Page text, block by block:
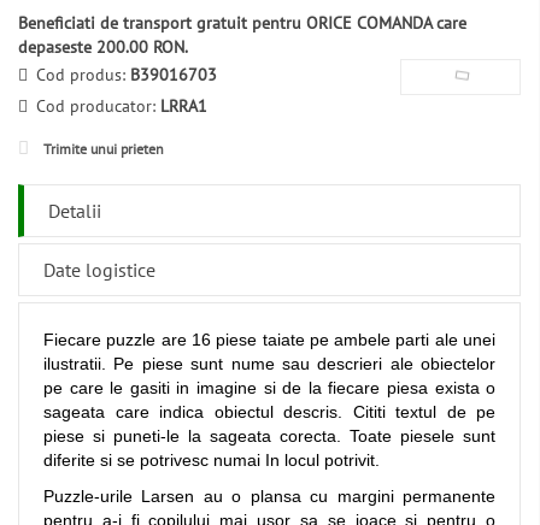
Beneficiati de transport gratuit pentru ORICE COMANDA care
depaseste 200.00 RON.
Cod produs: B39016703
Cod producator: LRRA1
Trimite unui prieten
Detalii
Date logistice
Fiecare puzzle are 16 piese taiate pe ambele parti ale unei
ilustratii. Pe piese sunt nume sau descrieri ale obiectelor
pe care le gasiti in imagine si de la fiecare piesa exista o
sageata care indica obiectul descris. Cititi textul de pe
piese si puneti-le la sageata corecta. Toate piesele sunt
diferite si se potrivesc numai In locul potrivit.
Puzzle-urile Larsen au o plansa cu margini permanente
pentru a-i fi copilului mai usor sa se joace si pentru o